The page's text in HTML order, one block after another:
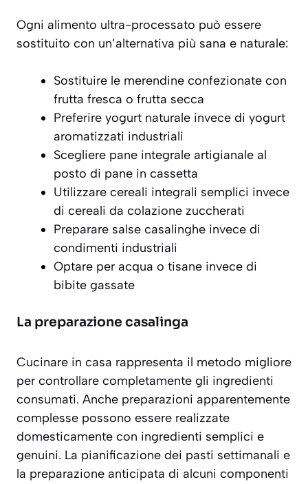
Ogni alimento ultra-processato può essere
sostituito con un’alternativa più sana e naturale:
Sostituire le merendine confezionate con
frutta fresca o frutta secca
Preferire yogurt naturale invece di yogurt
aromatizzati industriali
Scegliere pane integrale artigianale al
posto di pane in cassetta
Utilizzare cereali integrali semplici invece
di cereali da colazione zuccherati
Preparare salse casalinghe invece di
condimenti industriali
Optare per acqua o tisane invece di
bibite gassate
La preparazione casalinga
Cucinare in casa rappresenta il metodo migliore
per controllare completamente gli ingredienti
consumati. Anche preparazioni apparentemente
complesse possono essere realizzate
domesticamente con ingredienti semplici e
genuini. La pianificazione dei pasti settimanali e
la preparazione anticipata di alcuni componenti